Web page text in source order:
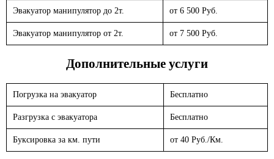
Эвакуатор манипулятор до 2т. от 6 500 Руб.
Эвакуатор манипулятор от 2т. от 7 500 Руб.
Дополнительные услуги
Погрузка на эвакуатор Бесплатно
Разгрузка с эвакуатора Бесплатно
Буксировка за км. пути от 40 Руб./Км.